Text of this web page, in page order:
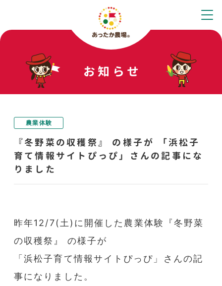
お知らせ
農業体験
『冬野菜の収穫祭』 の様子が 「浜松子
育て情報サイトぴっぴ」さんの記事にな
りました
昨年12/7(土)に開催した農業体験『冬野菜
の収穫祭』 の様子が
「浜松子育て情報サイトぴっぴ」さんの記
事になりました。